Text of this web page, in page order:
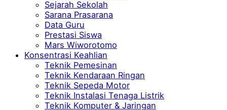
Sejarah Sekolah
Sarana Prasarana
Data Guru
Prestasi Siswa
Mars Wiworotomo
Konsentrasi Keahlian
Teknik Pemesinan
Teknik Kendaraan Ringan
Teknik Sepeda Motor
Teknik Instalasi Tenaga Listrik
Teknik Komputer & Jaringan